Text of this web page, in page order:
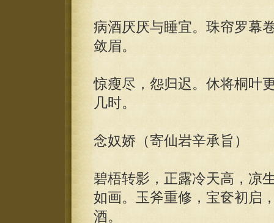
病酒厌厌与睡宜。珠帘罗幕
敛眉。
惊瘦尽，怨归迟。休将桐叶
几时。
念奴娇（寄仙岩辛承旨）
碧梧转影，正露冷天高，凉
如画。玉斧重修，宝奁初启
酒。